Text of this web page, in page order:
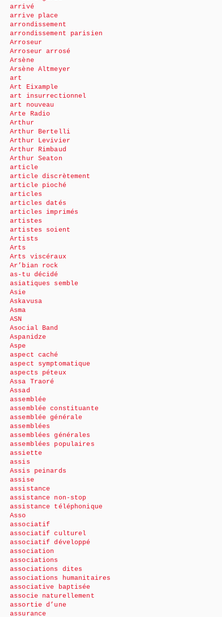
arrivé
arrive place
arrondissement
arrondissement parisien
Arroseur
Arroseur arrosé
Arsène
Arsène Altmeyer
art
Art Eixample
art insurrectionnel
art nouveau
Arte Radio
Arthur
Arthur Bertelli
Arthur Levivier
Arthur Rimbaud
Arthur Seaton
article
article discrètement
article pioché
articles
articles datés
articles imprimés
artistes
artistes soient
Artists
Arts
Arts viscéraux
Ar’bian rock
as-tu décidé
asiatiques semble
Asie
Askavusa
Asma
ASN
Asocial Band
Aspanidze
Aspe
aspect caché
aspect symptomatique
aspects péteux
Assa Traoré
Assad
assemblée
assemblée constituante
assemblée générale
assemblées
assemblées générales
assemblées populaires
assiette
assis
Assis peinards
assise
assistance
assistance non-stop
assistance téléphonique
Asso
associatif
associatif culturel
associatif développé
association
associations
associations dites
associations humanitaires
associative baptisée
associe naturellement
assortie d’une
assurance